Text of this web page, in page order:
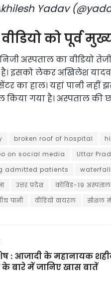
Yadav
को पूर्व
अस्पताल का वीडियो
है। इसको लेकर अखिलेश यादव
का हाल। यहां पानी नहीं
किया गया है। अस्पताल की
broken roof of hospital
on social media
Uttar
admitted patients
उत्तर प्रदेश कोविड-19
पानी
वीडियो वायरल सोशल
: आजादी के महानायक
बारे में जानिए खास बातें